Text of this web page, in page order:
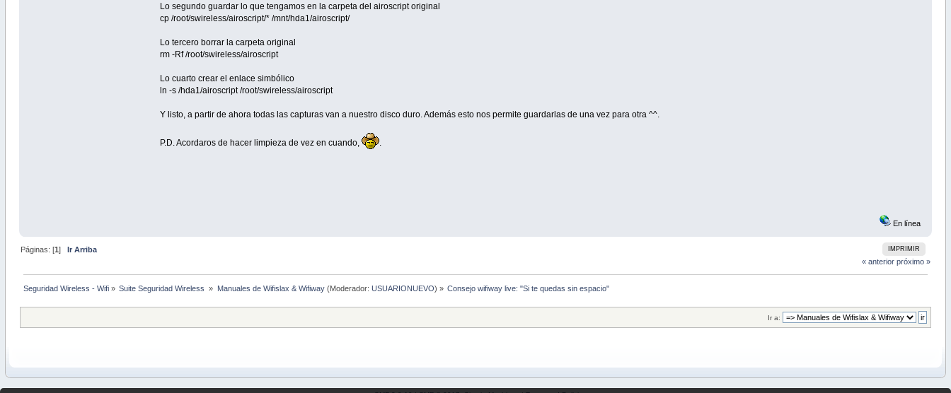
Lo segundo guardar lo que tengamos en la carpeta del airoscript original
cp /root/swireless/airoscript/* /mnt/hda1/airoscript/
Lo tercero borrar la carpeta original
rm -Rf /root/swireless/airoscript
Lo cuarto crear el enlace simbólico
ln -s /hda1/airoscript /root/swireless/airoscript
Y listo, a partir de ahora todas las capturas van a nuestro disco duro. Además esto nos permite guardarlas de una vez para otra ^^.
P.D. Acordaros de hacer limpieza de vez en cuando, .
En línea
IMPRIMIR
Páginas: [1] Ir Arriba
« anterior próximo »
Seguridad Wireless - Wifi» Suite Seguridad Wireless » Manuales de Wifislax & Wifiway(Moderador: USUARIONUEVO) » Consejo wifiway live: "Si te quedas sin espacio"
Ir a: